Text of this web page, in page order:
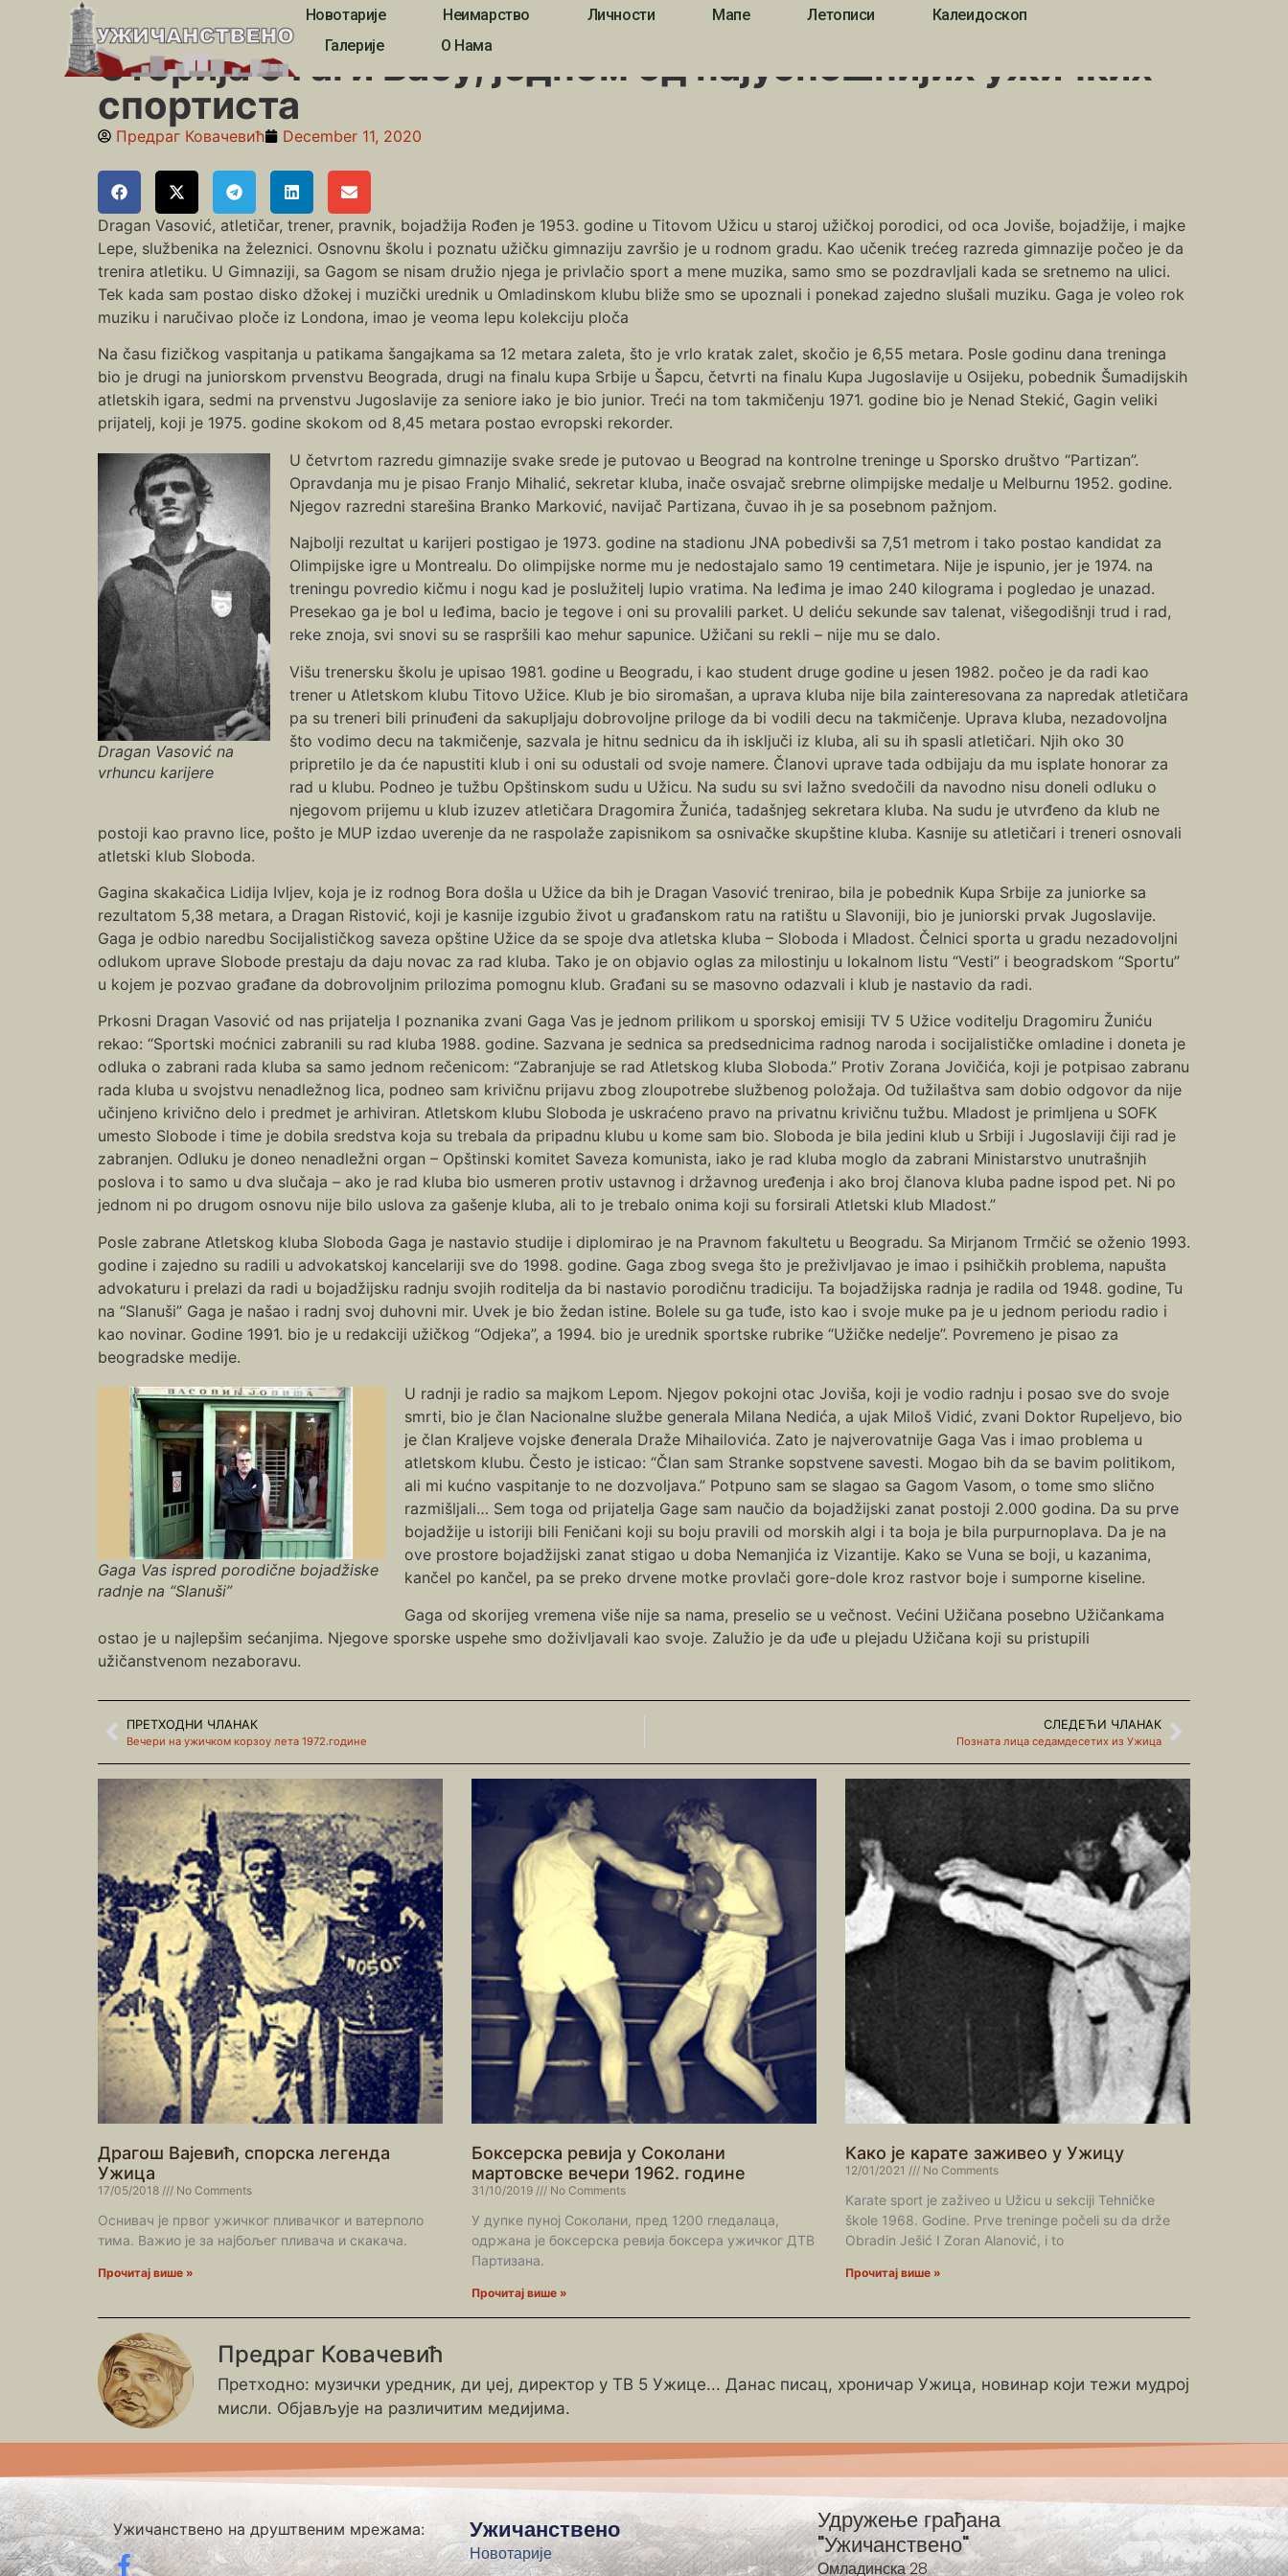
Новотарије Неимарство Личности Мапе Летописи
Калеидоскоп
Галерије
О Нама
Сторија о Гаги Васу, једном од најуспешнијих ужичких спортиста
Сторија о Гаги Васу, једном од најуспешнијих ужичких
спортиста
Предраг Ковачевић December 11, 2020
Dragan Vasović, atletičar, trener, pravnik, bojadžija Rođen je 1953. godine u Titovom Užicu u staroj užičkoj porodici, od oca Joviše, bojadžije, i majke
Lepe, službenika na železnici. Osnovnu školu i poznatu užičku gimnaziju završio je u rodnom gradu. Kao učenik trećeg razreda gimnazije počeo je da
trenira atletiku. U Gimnaziji, sa Gagom se nisam družio njega je privlačio sport a mene muzika, samo smo se pozdravljali kada se sretnemo na ulici.
Tek kada sam postao disko džokej i muzički urednik u Omladinskom klubu bliže smo se upoznali i ponekad zajedno slušali muziku. Gaga je voleo rok
muziku i naručivao ploče iz Londona, imao je veoma lepu kolekciju ploča
Na času fizičkog vaspitanja u patikama šangajkama sa 12 metara zaleta, što je vrlo kratak zalet, skočio je 6,55 metara. Posle godinu dana treninga
bio je drugi na juniorskom prvenstvu Beograda, drugi na finalu kupa Srbije u Šapcu, četvrti na finalu Kupa Jugoslavije u Osijeku, pobednik Šumadijskih
atletskih igara, sedmi na prvenstvu Jugoslavije za seniore iako je bio junior. Treći na tom takmičenju 1971. godine bio je Nenad Stekić, Gagin veliki
prijatelj, koji je 1975. godine skokom od 8,45 metara postao evropski rekorder.
Dragan Vasović na
vrhuncu karijere
U četvrtom razredu gimnazije svake srede je putovao u Beograd na kontrolne treninge u Sporsko društvo “Partizan”.
Opravdanja mu je pisao Franjo Mihalić, sekretar kluba, inače osvajač srebrne olimpijske medalje u Melburnu 1952. godine.
Njegov razredni starešina Branko Marković, navijač Partizana, čuvao ih je sa posebnom pažnjom.
Najbolji rezultat u karijeri postigao je 1973. godine na stadionu JNA pobedivši sa 7,51 metrom i tako postao kandidat za
Olimpijske igre u Montrealu. Do olimpijske norme mu je nedostajalo samo 19 centimetara. Nije je ispunio, jer je 1974. na
treningu povredio kičmu i nogu kad je poslužitelj lupio vratima. Na leđima je imao 240 kilograma i pogledao je unazad.
Presekao ga je bol u leđima, bacio je tegove i oni su provalili parket. U deliću sekunde sav talenat, višegodišnji trud i rad,
reke znoja, svi snovi su se raspršili kao mehur sapunice. Užičani su rekli – nije mu se dalo.
Višu trenersku školu je upisao 1981. godine u Beogradu, i kao student druge godine u jesen 1982. počeo je da radi kao
trener u Atletskom klubu Titovo Užice. Klub je bio siromašan, a uprava kluba nije bila zainteresovana za napredak atletičara
pa su treneri bili prinuđeni da sakupljaju dobrovoljne priloge da bi vodili decu na takmičenje. Uprava kluba, nezadovoljna
što vodimo decu na takmičenje, sazvala je hitnu sednicu da ih isključi iz kluba, ali su ih spasli atletičari. Njih oko 30
pripretilo je da će napustiti klub i oni su odustali od svoje namere. Članovi uprave tada odbijaju da mu isplate honorar za
rad u klubu. Podneo je tužbu Opštinskom sudu u Užicu. Na sudu su svi lažno svedočili da navodno nisu doneli odluku o
njegovom prijemu u klub izuzev atletičara Dragomira Žunića, tadašnjeg sekretara kluba. Na sudu je utvrđeno da klub ne
postoji kao pravno lice, pošto je MUP izdao uverenje da ne raspolaže zapisnikom sa osnivačke skupštine kluba. Kasnije su atletičari i treneri osnovali
atletski klub Sloboda.
Gagina skakačica Lidija Ivljev, koja je iz rodnog Bora došla u Užice da bih je Dragan Vasović trenirao, bila je pobednik Kupa Srbije za juniorke sa
rezultatom 5,38 metara, a Dragan Ristović, koji je kasnije izgubio život u građanskom ratu na ratištu u Slavoniji, bio je juniorski prvak Jugoslavije.
Gaga je odbio naredbu Socijalističkog saveza opštine Užice da se spoje dva atletska kluba – Sloboda i Mladost. Čelnici sporta u gradu nezadovoljni
odlukom uprave Slobode prestaju da daju novac za rad kluba. Tako je on objavio oglas za milostinju u lokalnom listu “Vesti” i beogradskom “Sportu”
u kojem je pozvao građane da dobrovoljnim prilozima pomognu klub. Građani su se masovno odazvali i klub je nastavio da radi.
Prkosni Dragan Vasović od nas prijatelja I poznanika zvani Gaga Vas je jednom prilikom u sporskoj emisiji TV 5 Užice voditelju Dragomiru Žuniću
rekao: “Sportski moćnici zabranili su rad kluba 1988. godine. Sazvana je sednica sa predsednicima radnog naroda i socijalističke omladine i doneta je
odluka o zabrani rada kluba sa samo jednom rečenicom: “Zabranjuje se rad Atletskog kluba Sloboda.” Protiv Zorana Jovičića, koji je potpisao zabranu
rada kluba u svojstvu nenadležnog lica, podneo sam krivičnu prijavu zbog zloupotrebe službenog položaja. Od tužilaštva sam dobio odgovor da nije
učinjeno krivično delo i predmet je arhiviran. Atletskom klubu Sloboda je uskraćeno pravo na privatnu krivičnu tužbu. Mladost je primljena u SOFK
umesto Slobode i time je dobila sredstva koja su trebala da pripadnu klubu u kome sam bio. Sloboda je bila jedini klub u Srbiji i Jugoslaviji čiji rad je
zabranjen. Odluku je doneo nenadležni organ – Opštinski komitet Saveza komunista, iako je rad kluba moglo da zabrani Ministarstvo unutrašnjih
poslova i to samo u dva slučaja – ako je rad kluba bio usmeren protiv ustavnog i državnog uređenja i ako broj članova kluba padne ispod pet. Ni po
jednom ni po drugom osnovu nije bilo uslova za gašenje kluba, ali to je trebalo onima koji su forsirali Atletski klub Mladost.”
Posle zabrane Atletskog kluba Sloboda Gaga je nastavio studije i diplomirao je na Pravnom fakultetu u Beogradu. Sa Mirjanom Trmčić se oženio 1993.
godine i zajedno su radili u advokatskoj kancelariji sve do 1998. godine. Gaga zbog svega što je preživljavao je imao i psihičkih problema, napušta
advokaturu i prelazi da radi u bojadžijsku radnju svojih roditelja da bi nastavio porodičnu tradiciju. Ta bojadžijska radnja je radila od 1948. godine, Tu
na “Slanuši” Gaga je našao i radnj svoj duhovni mir. Uvek je bio žedan istine. Bolele su ga tuđe, isto kao i svoje muke pa je u jednom periodu radio i
kao novinar. Godine 1991. bio je u redakciji užičkog “Odjeka”, a 1994. bio je urednik sportske rubrike “Užičke nedelje”. Povremeno je pisao za
beogradske medije.
Gaga Vas ispred porodične bojadžiske
radnje na “Slanuši”
U radnji je radio sa majkom Lepom. Njegov pokojni otac Joviša, koji je vodio radnju i posao sve do svoje
smrti, bio je član Nacionalne službe generala Milana Nedića, a ujak Miloš Vidić, zvani Doktor Rupeljevo, bio
je član Kraljeve vojske đenerala Draže Mihailovića. Zato je najverovatnije Gaga Vas i imao problema u
atletskom klubu. Često je isticao: “Član sam Stranke sopstvene savesti. Mogao bih da se bavim politikom,
ali mi kućno vaspitanje to ne dozvoljava.” Potpuno sam se slagao sa Gagom Vasom, o tome smo slično
razmišljali… Sem toga od prijatelja Gage sam naučio da bojadžijski zanat postoji 2.000 godina. Da su prve
bojadžije u istoriji bili Feničani koji su boju pravili od morskih algi i ta boja je bila purpurnoplava. Da je na
ove prostore bojadžijski zanat stigao u doba Nemanjića iz Vizantije. Kako se Vuna se boji, u kazanima,
kančel po kančel, pa se preko drvene motke provlači gore-dole kroz rastvor boje i sumporne kiseline.
Gaga od skorijeg vremena više nije sa nama, preselio se u večnost. Većini Užičana posebno Užičankama
ostao je u najlepšim sećanjima. Njegove sporske uspehe smo doživljavali kao svoje. Zalužio je da uđe u plejadu Užičana koji su pristupili
užičanstvenom nezaboravu.
ПРЕТХОДНИ ЧЛАНАК
Вечери на ужичком корзоу лета 1972.године
СЛЕДЕЋИ ЧЛАНАК
Позната лица седамдесетих из Ужица
Драгош Вајевић, спорска легенда
Ужица
17/05/2018 No Comments
Оснивач је првог ужичког пливачког и ватерполо
тима. Важио је за најбољег пливача и скакача.
Прочитај више »
Боксерска ревија у Соколани
мартовске вечери 1962. године
31/10/2019 No Comments
У дупке пуној Соколани, пред 1200 гледалаца,
одржана је боксерска ревија боксера ужичког ДТВ
Партизана.
Прочитај више »
Како је карате заживео у Ужицу
12/01/2021 No Comments
Karate sport je zaživeo u Užicu u sekciji Tehničke
škole 1968. Godine. Prve treninge počeli su da drže
Obradin Ješić I Zoran Alanović, i to
Прочитај више »
Предраг Ковачевић
Претходно: музички уредник, ди џеј, директор у ТВ 5 Ужице... Данас писац, хроничар Ужица, новинар који тежи мудрој
мисли. Објављује на различитим медијима.
Ужичанствено на друштвеним мрежама: Ужичанствено
Новотарије
Удружење грађана
"Ужичанствено"
Омладинска 28